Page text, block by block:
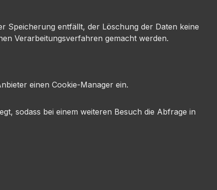
Speicherung entfällt, der Löschung der Daten keine
Verarbeitungsverfahren gemacht werden.
einen Cookie-Manager ein.
sodass bei einem weiteren Besuch die Abfrage in